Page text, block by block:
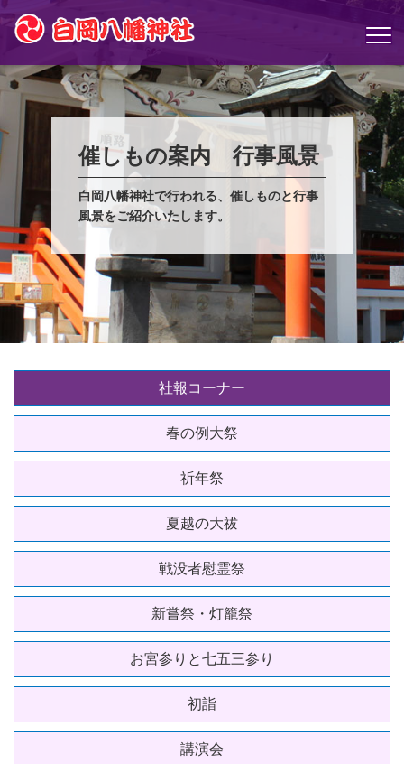
催しもの案内 行事風景
白岡八幡神社で行われる、催しものと行事
風景をご紹介いたします。
社報コーナー
春の例大祭
祈年祭
夏越の大祓
戦没者慰霊祭
新嘗祭・灯籠祭
お宮参りと七五三参り
初詣
講演会